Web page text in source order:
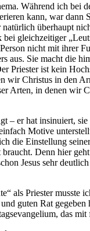
Während ich bei
kann, war dann
überhaupt
gleichzeitiger
nicht mit ihrer
aus. Sie macht die
Priester ist kein
wir Christus in den
Arten, in denen wir
– er hat insinuiert,
Motive
die Einstellung
Denn hier
Jesus sehr
als Priester musste
guten Rat
das